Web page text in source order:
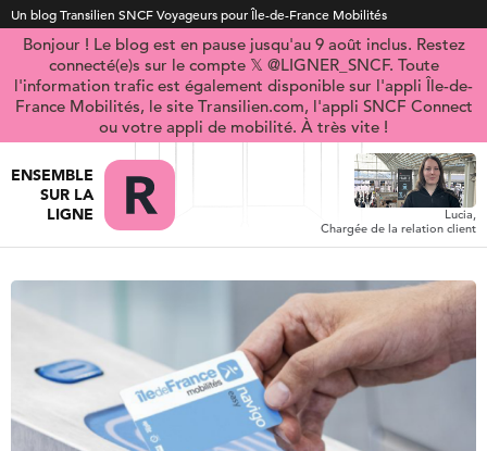
Un blog Transilien SNCF Voyageurs pour Île-de-France Mobilités
Bonjour ! Le blog est en pause jusqu'au 9 août inclus. Restez
connecté(e)s sur le compte 𝕏 @LIGNER_SNCF. Toute
l'information trafic est également disponible sur l'appli Île-de-
France Mobilités, le site Transilien.com, l'appli SNCF Connect
ou votre appli de mobilité. À très vite !
ENSEMBLE
SUR LA
LIGNE
Lucia,
Chargée de la relation client